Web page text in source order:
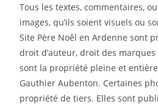
Tous les textes, commentaires,
images, qu’ils soient visuels ou
Site Père Noêl en Ardenne sont
droit d’auteur, droit des
sont la propriété pleine et
Gauthier Aubenton. Certaines
propriété de tiers. Elles sont